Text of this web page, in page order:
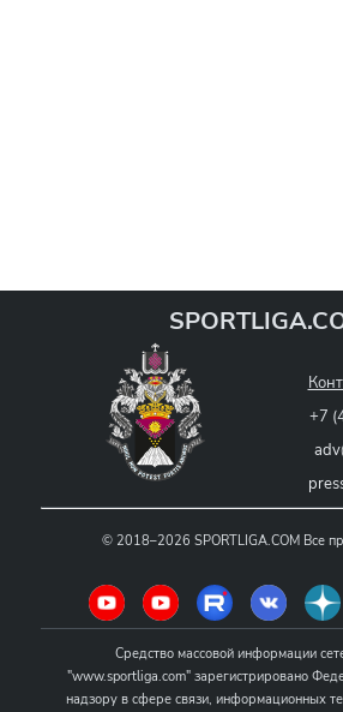
+7
© 2018–2026 SPORTLIGA.COM Все
Средство массовой информации
"www.sportliga.com" зарегистрировано
надзору в сфере связи, информационных